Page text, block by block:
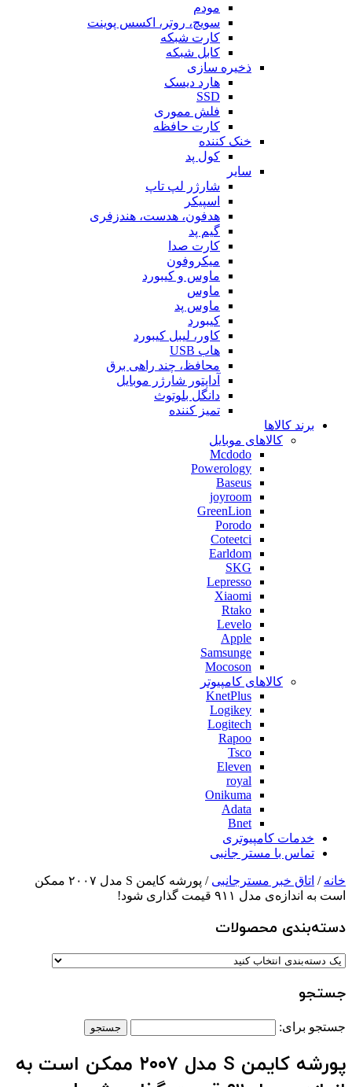
مودم
سویچ، روتر، اکسس پوینت
کارت شبکه
کابل شبکه
ذخیره سازی
هارد دیسک
SSD
فلش مموری
کارت حافظه
خنک کننده
کول پد
سایر
شارژر لپ تاپ
اسپیکر
هدفون، هدست، هندزفری
گیم پد
کارت صدا
میکروفون
ماوس و کیبورد
ماوس
ماوس پد
کیبورد
کاور، لیبل کیبورد
هاب USB
محافظ، چند راهی برق
آداپتور شارژر موبایل
دانگل بلوتوث
تمیز کننده
برند کالاها
کالاهای موبایل
Mcdodo
Powerology
Baseus
joyroom
GreenLion
Porodo
Coteetci
Earldom
SKG
Lepresso
Xiaomi
Rtako
Levelo
Apple
Samsunge
Mocoson
کالاهای کامپیوتر
KnetPlus
Logikey
Logitech
Rapoo
Tsco
Eleven
royal
Onikuma
Adata
Bnet
خدمات کامپیوتری
تماس با مستر جانبی
خانه / اتاق خبر مسترجانبی
/ پورشه کایمن S مدل ۲۰۰۷ ممکن
است به اندازه‌ی مدل ۹۱۱ قیمت گذاری شود!
دسته‌بندی‌ محصولات
جستجو
جستجو برای:
پورشه کایمن S مدل ۲۰۰۷ ممکن است به